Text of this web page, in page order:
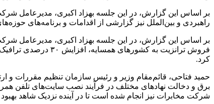
بر اساس این گزارش، در این جلسه بهزاد اکبری، مدیرعامل
راهبردی و بین‌الملل نیز گزارشی از اقدامات و برنامه‌های
بر اساس این گزارش، در این جلسه بهزاد اکبری، مدیرعامل
فروش ترانزیت به
کرد.
حمید فتاحی، قائم‌مقام وزیر و رئیس سازمان تنظیم مقررات و
برق و دخالت نهادهای مختلف در فرآیند نصب سایت‌های تلفن
شرکت مخابرات نیز انجام شده است تا در آینده نزدیک شاهد